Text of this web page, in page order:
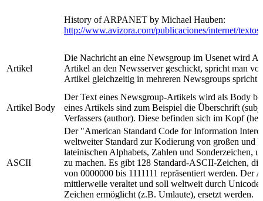
History of ARPANET by Michael Hauben:
http://www.avizora.com/publicaciones/internet/
Artikel
Die Nachricht an eine Newsgroup im Usenet wird
Artikel an den Newsserver geschickt, spricht man
Artikel gleichzeitig in mehreren Newsgroups spricht
Artikel Body
Der Text eines Newsgroup-Artikels wird als Body
eines Artikels sind zum Beispiel die Überschrift
Verfassers (author). Diese befinden sich im Kopf
ASCII
Der "American Standard Code for Information
weltweiter Standard zur Kodierung von großen und
lateinischen Alphabets, Zahlen und Sonderzeichen,
zu machen. Es gibt 128 Standard-ASCII-Zeichen,
von 0000000 bis 1111111 repräsentiert werden. Der
mittlerweile veraltet und soll weltweit durch Unicode,
Zeichen ermöglicht (z.B. Umlaute), ersetzt werden.